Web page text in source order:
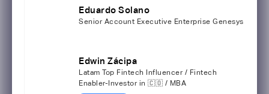
Eduardo Solano
Senior Account Executive Enterprise Genesys
Edwin Zácipa
Latam Top Fintech Influencer / Fintech
Enabler-Investor in 🇨🇴 / MBA